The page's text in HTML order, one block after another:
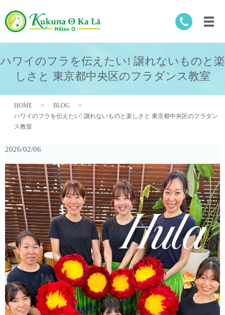
ハワイのフラを伝えたい! 譲れないものと楽
しさと 東京都中央区のフラダンス教室
HOME
BLOG
ハワイのフラを伝えたい! 譲れないものと楽しさと 東京都中央区のフラダン
ス教室
2026/02/06